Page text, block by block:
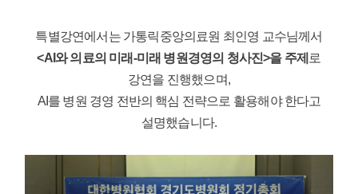
특별강연에서는 가통릭중앙의료원 최인영 교수님께서
<AI와 의료의 미래-미래 병원경영의 청사진>을 주제 로
강연을 진행했으며,
AI를 병원 경영 전반의 핵심 전략으로 활용해야 한다고
설명했습니다.